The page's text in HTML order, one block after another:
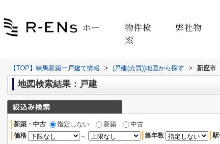
ホー
物件検
索
弊社物
件
【TOP】練馬新築一戸建て情報 > (戸建(売買))地図から探す > 新座市
地図検索結果：戸建
新築・中古 指定しない 新築
中古
価格
～ 築年数